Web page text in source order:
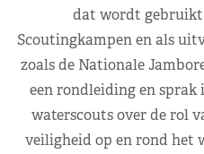
dat wordt gebruikt
Scoutingkampen en als
zoals de Nationale
een rondleiding en
waterscouts over de rol
veiligheid op en rond het